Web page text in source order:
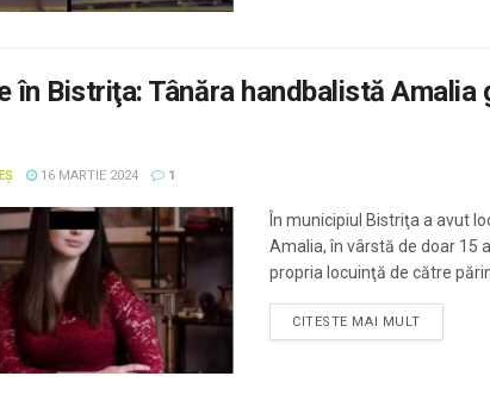
în Bistriţa: Tânăra handbalistă
16 MARTIE 2024 1
În municipiul Bistriţa a avut
Amalia, în vârstă de doar 15
propria locuinţă de către
CITESTE MAI MULT